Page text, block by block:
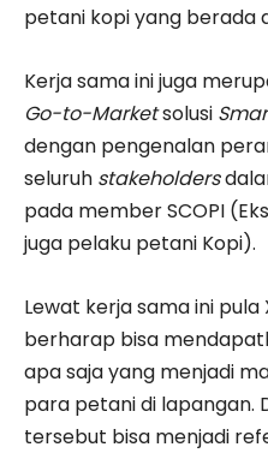
petani kopi yang berada
Kerja sama ini juga
Go-to-Marketsolusi
dengan pengenalan
seluruh stakeholders
pada member SCOPI
juga pelaku petani Kopi).
Lewat kerja sama ini pula
berharap bisa
apa saja yang menjadi
para petani di lapangan.
tersebut bisa menjadi